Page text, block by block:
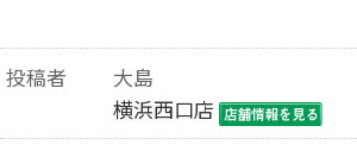
投稿者
大島
横浜西口店